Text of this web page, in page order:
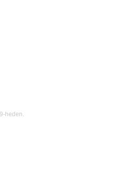
heden.